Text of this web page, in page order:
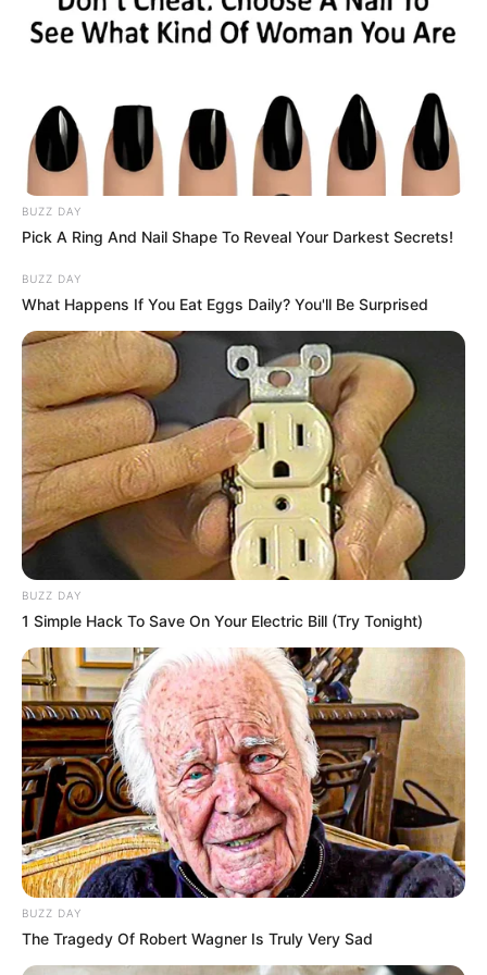
News
BUZZ DAY
Pick A Ring And Nail Shape To Reveal Your Darkest Secrets!
BUZZ DAY
What Happens If You Eat Eggs Daily? You'll Be Surprised
BUZZ DAY
1 Simple Hack To Save On Your Electric Bill (Try Tonight)
BUZZ DAY
The Tragedy Of Robert Wagner Is Truly Very Sad